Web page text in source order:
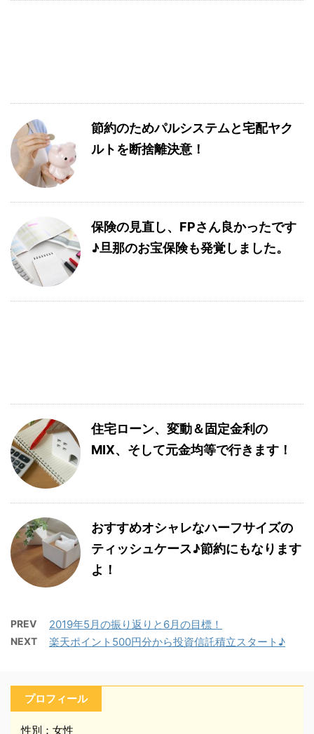
節約のためパルシステムと宅配ヤク
ルトを断捨離決意！
保険の見直し、FPさん良かったです
♪旦那のお宝保険も発覚しました。
住宅ローン、変動＆固定金利の
MIX、そして元金均等で行きます！
おすすめオシャレなハーフサイズの
ティッシュケース♪節約にもなります
よ！
PREV 2019年5月の振り返りと6月の目標！
NEXT 楽天ポイント500円分から投資信託積立スタート♪
プロフィール
性別：女性